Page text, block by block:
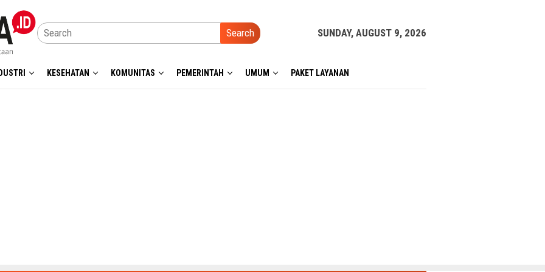
Search SUNDAY, AUGUST 9, 2026
KESEHATAN KOMUNITAS PEMERINTAH UMUM PAKET LAYANAN